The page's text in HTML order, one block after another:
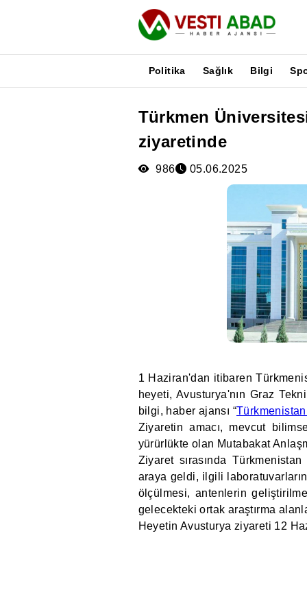
Politika Sağlık Bilgi
Türkmen
ziyaretinde
986 05.06.2025
1 Haziran'dan itibaren
heyeti, Avusturya'nın Graz
bilgi, haber ajansı “
Ziyaretin amacı, mevcut
yürürlükte olan Mutabakat
Ziyaret sırasında
araya geldi, ilgili
ölçülmesi, antenlerin
gelecekteki ortak araştırma
Heyetin Avusturya ziyareti 12